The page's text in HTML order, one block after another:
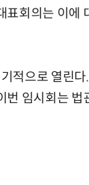
표회의는 이
적으로 열린
번 임시회는